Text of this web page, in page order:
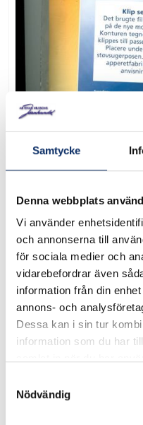
Samtycke
Denna webbplats
Vi använder
och annonserna till
för sociala medier och
vidarebefordrar även
information från din
annons- och
Dessa kan i sin tur
information som du har
Nödvändig
Motorfilter
Dammsugarfilter Swirl
dammsugare Klippfilter
filtret
I lager